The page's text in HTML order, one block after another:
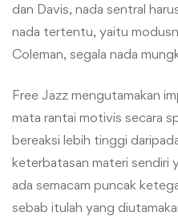
dan Davis, nada sentral
nada tertentu, yaitu
Coleman, segala nada
Free Jazz mengutamakan
mata rantai motivis secara
bereaksi lebih tinggi
keterbatasan materi sendiri
ada semacam puncak
sebab itulah yang